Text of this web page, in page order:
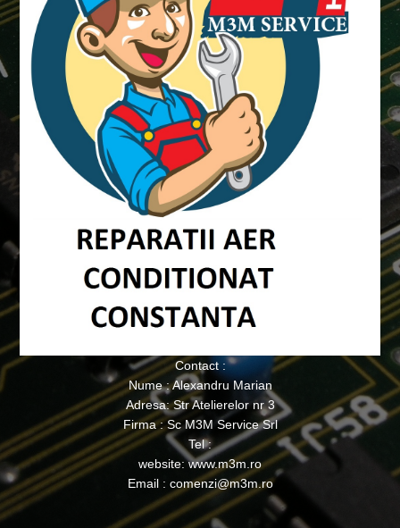
Contact :
Nume : Alexandru Marian
Adresa: Str Atelierelor nr 3
Firma : Sc M3M Service Srl
Tel :
website: www.m3m.ro
Email : comenzi@m3m.ro